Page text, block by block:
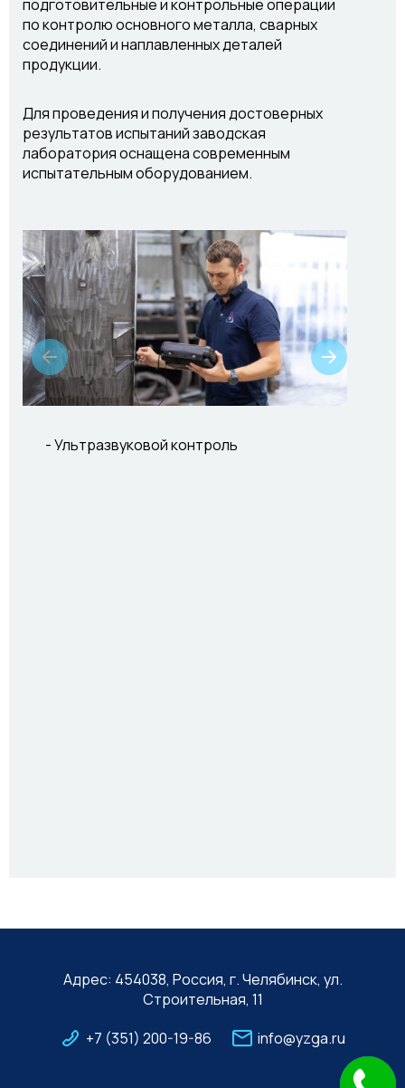
подготовительные и контрольные операции
по контролю основного металла, сварных
соединений и наплавленных деталей
продукции.
Для проведения и получения достоверных
результатов испытаний заводская
лаборатория оснащена современным
испытательным оборудованием.
- Ультразвуковой контроль
Адрес: 454038, Россия, г. Челябинск, ул.
Строительная, 11
+7 (351) 200-19-86
info@yzga.ru